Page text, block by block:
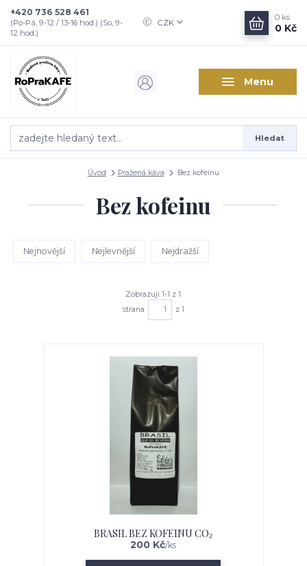
Menu
CZK
Hledat
+420 736 528 461
(Po-Pá, 9-12 / 13-16 hod.) (So, 9-
12 hod.)
0 ks
0 Kč
Úvod Pražená káva Bez kofeinu
Bez kofeinu
Nejnovější Nejlevnější Nejdražší
Zobrazuji 1-1 z 1
strana
z 1
BRASIL BEZ KOFEINU CO₂
200 Kč/ks